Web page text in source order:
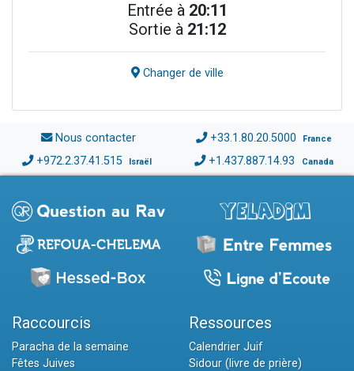
Entrée à 20:11
Sortie à 21:12
Changer de ville
Nous contacter +33.1.80.20.5000 France
+972.2.37.41.515 Israël +1.437.887.14.93 Canada
Raccourcis
Paracha de la semaine
Fêtes Juives
Ressources
Calendrier Juif
Sidour (livre de prière)